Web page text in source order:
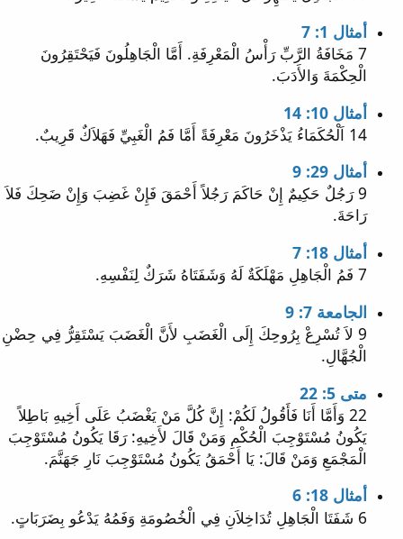
أمثال 1: 7
7 مَخَافَةُ الرَّبِّ رَأْسُ الْمَعْرِفَةِ. أَمَّا الْجَاهِلُونَ فَيَحْتَقِرُونَ
الْحِكْمَةَ وَالأَدَبَ.
أمثال 10: 14
14 اَلْحُكَمَاءُ يَذْخَرُونَ مَعْرِفَةً أَمَّا فَمُ الْغَبِيِّ فَهَلاَكٌ قَرِيبٌ.
أمثال 29: 9
9 رَجُلٌ حَكِيمٌ إِنْ حَاكَمَ رَجُلاً أَحْمَقَ فَإِنْ غَضِبَ وَإِنْ ضَحِكَ فَلاَ
رَاحَةَ.
أمثال 18: 7
7 فَمُ الْجَاهِلِ مَهْلَكَةٌ لَهُ وَشَفَتَاهُ شَرَكٌ لِنَفْسِهِ.
الجامعة 7: 9
9 لاَ تُسْرِعْ بِرُوحِكَ إِلَى الْغَضَبِ لأَنَّ الْغَضَبَ يَسْتَقِرُّ فِي حِضْنِ
الْجُهَّالِ.
متى 5: 22
22 وَأَمَّا أَنَا فَأَقُولُ لَكُمْ: إِنَّ كُلَّ مَنْ يَغْضَبُ عَلَى أَخِيهِ بَاطِلاً
يَكُونُ مُسْتَوْجِبَ الْحُكْمِ وَمَنْ قَالَ لأَخِيهِ: رَقَا يَكُونُ مُسْتَوْجِبَ
الْمَجْمَعِ وَمَنْ قَالَ: يَا أَحْمَقُ يَكُونُ مُسْتَوْجِبَ نَارِ جَهَنَّمَ.
أمثال 18: 6
6 شَفَتَا الْجَاهِلِ تُدَاخِلاَنِ فِي الْخُصُومَةِ وَفَمُهُ يَدْعُو بِضَرَبَاتٍ.